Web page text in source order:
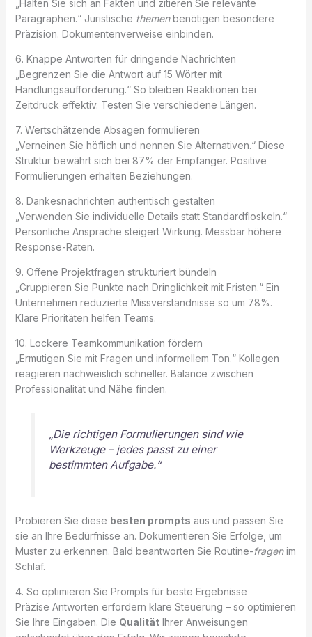
„Halten Sie sich an Fakten und zitieren Sie relevante
Paragraphen.“ Juristische themenbenötigen besondere
Präzision. Dokumentenverweise einbinden.
6. Knappe Antworten für dringende Nachrichten
„Begrenzen Sie die Antwort auf 15 Wörter mit
Handlungsaufforderung.“ So bleiben Reaktionen bei
Zeitdruck effektiv. Testen Sie verschiedene Längen.
7. Wertschätzende Absagen formulieren
„Verneinen Sie höflich und nennen Sie Alternativen.“ Diese
Struktur bewährt sich bei 87% der Empfänger. Positive
Formulierungen erhalten Beziehungen.
8. Dankesnachrichten authentisch gestalten
„Verwenden Sie individuelle Details statt Standardfloskeln.“
Persönliche Ansprache steigert Wirkung. Messbar höhere
Response-Raten.
9. Offene Projektfragen strukturiert bündeln
„Gruppieren Sie Punkte nach Dringlichkeit mit Fristen.“ Ein
Unternehmen reduzierte Missverständnisse so um 78%.
Klare Prioritäten helfen Teams.
10. Lockere Teamkommunikation fördern
„Ermutigen Sie mit Fragen und informellem Ton.“ Kollegen
reagieren nachweislich schneller. Balance zwischen
Professionalität und Nähe finden.
„Die richtigen Formulierungen sind wie
Werkzeuge – jedes passt zu einer
bestimmten Aufgabe.“
Probieren Sie diese besten prompts aus und passen Sie
sie an Ihre Bedürfnisse an. Dokumentieren Sie Erfolge, um
Muster zu erkennen. Bald beantworten Sie Routine-fragenim
Schlaf.
4. So optimieren Sie Prompts für beste Ergebnisse
Präzise Antworten erfordern klare Steuerung – so optimieren
Sie Ihre Eingaben. Die QualitätIhrer Anweisungen